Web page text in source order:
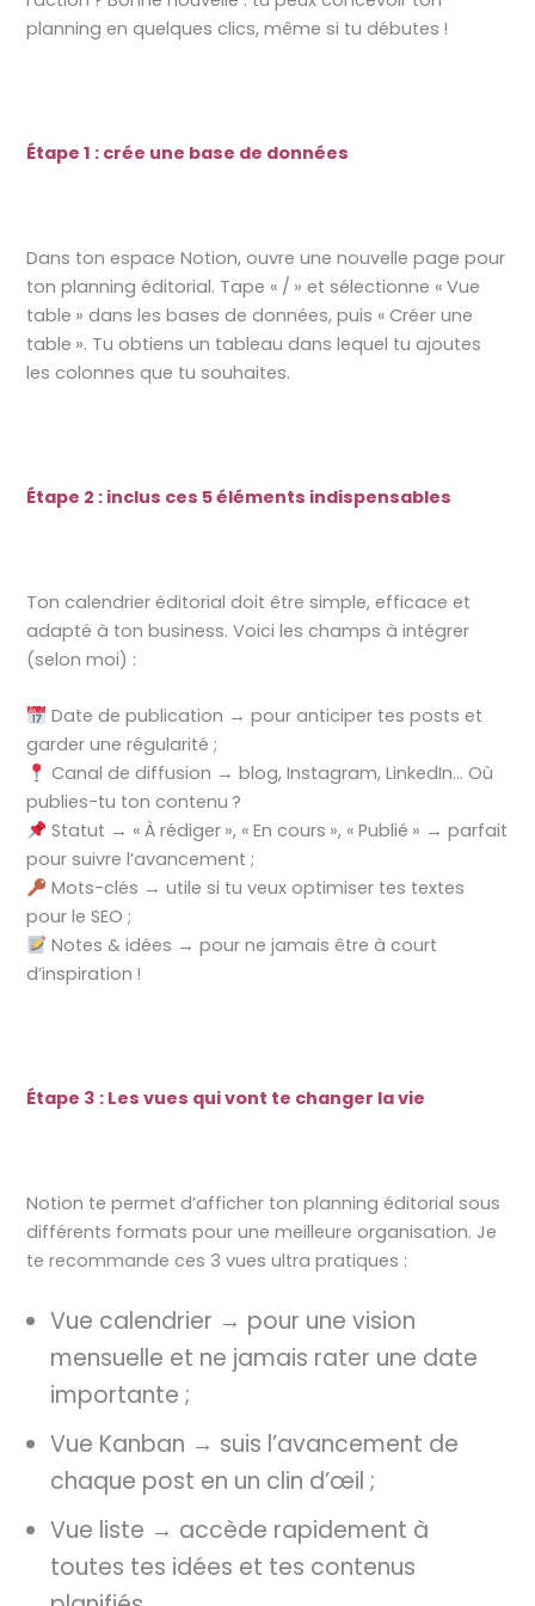
planning en quelques clics, même si tu débutes !
Étape 1 : crée une base de données
Dans ton espace Notion, ouvre une nouvelle page pour
ton planning éditorial. Tape « / » et sélectionne « Vue
table » dans les bases de données, puis « Créer une
table ». Tu obtiens un tableau dans lequel tu ajoutes
les colonnes que tu souhaites.
Étape 2 : inclus ces 5 éléments indispensables
Ton calendrier éditorial doit être simple, efficace et
adapté à ton business. Voici les champs à intégrer
(selon moi) :
Date de publication → pour anticiper tes posts et
garder une régularité ;
Canal de diffusion → blog, Instagram, LinkedIn… Où
publies-tu ton contenu ?
Statut → « À rédiger », « En cours », « Publié » → parfait
pour suivre l’avancement ;
Mots-clés → utile si tu veux optimiser tes textes
pour le SEO ;
Notes & idées → pour ne jamais être à court
d’inspiration !
Étape 3 : Les vues qui vont te changer la vie
Notion te permet d’afficher ton planning éditorial sous
différents formats pour une meilleure organisation. Je
te recommande ces 3 vues ultra pratiques :
Vue calendrier → pour une vision
mensuelle et ne jamais rater une date
importante ;
Vue Kanban → suis l’avancement de
chaque post en un clin d’œil ;
Vue liste → accède rapidement à
toutes tes idées et tes contenus